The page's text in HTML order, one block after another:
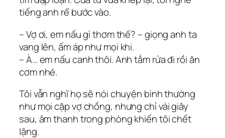
tiếng anh rể bước vào.
– Vợ ơi, em nấu gì thơm thế? – giọng anh ta
vang lên, ấm áp như mọi khi.
– À… em nấu canh thôi. Anh tắm rửa đi rồi ăn
cơm nhé.
Tôi vẫn nghĩ họ sẽ nói chuyện bình thường
như mọi cặp vợ chồng, nhưng chỉ vài giây
sau, âm thanh trong phòng khiến tôi chết
lặng.